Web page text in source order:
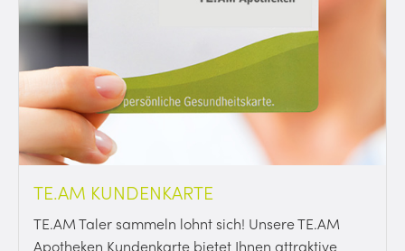
TE.AM KUNDENKARTE
TE.AM Taler sammeln lohnt sich! Unsere TE.AM
Apotheken Kundenkarte bietet Ihnen attraktive